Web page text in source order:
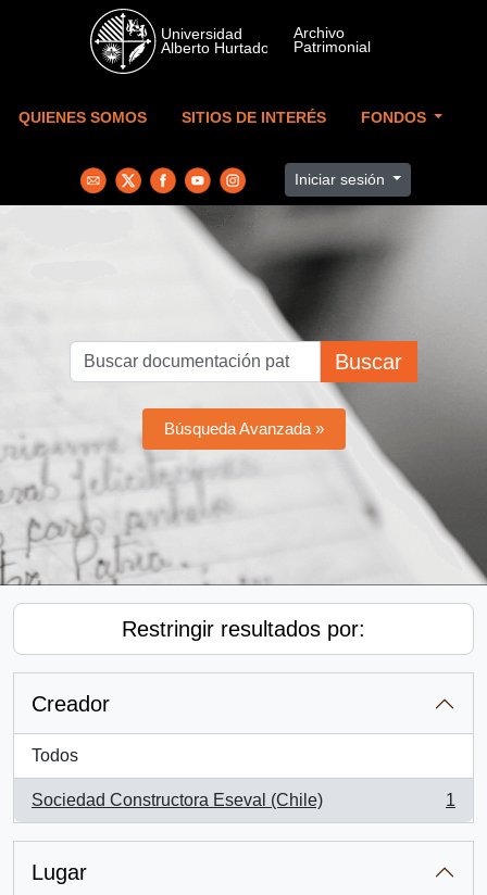
Skip to main content
QUIENES SOMOS SITIOS DE INTERÉS FONDOS
Iniciar sesión
Buscar
Búsqueda Avanzada »
Restringir resultados por:
Creador
Todos
Sociedad Constructora Eseval (Chile)
, 1 resultados
1
Lugar